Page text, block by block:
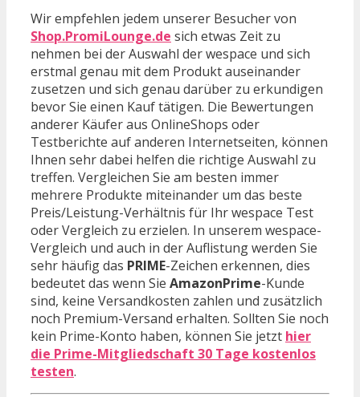
Wir empfehlen jedem unserer Besucher von
Shop.PromiLounge.de sich etwas Zeit zu
nehmen bei der Auswahl der wespace und sich
erstmal genau mit dem Produkt auseinander
zusetzen und sich genau darüber zu erkundigen
bevor Sie einen Kauf tätigen. Die Bewertungen
anderer Käufer aus OnlineShops oder
Testberichte auf anderen Internetseiten, können
Ihnen sehr dabei helfen die richtige Auswahl zu
treffen. Vergleichen Sie am besten immer
mehrere Produkte miteinander um das beste
Preis/Leistung-Verhältnis für Ihr wespace Test
oder Vergleich zu erzielen. In unserem wespace-
Vergleich und auch in der Auflistung werden Sie
sehr häufig das PRIME-Zeichen erkennen, dies
bedeutet das wenn Sie AmazonPrime-Kunde
sind, keine Versandkosten zahlen und zusätzlich
noch Premium-Versand erhalten. Sollten Sie noch
kein Prime-Konto haben, können Sie jetzt hier
die Prime-Mitgliedschaft 30 Tage kostenlos
testen.